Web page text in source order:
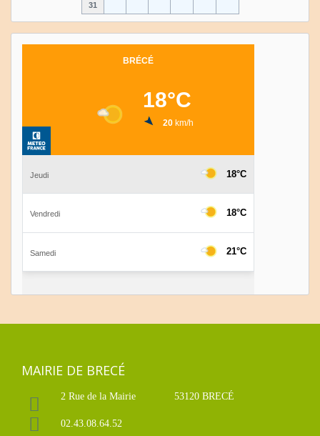
31
MAIRIE DE BRECÉ
2 Rue de la Mairie 53120 BRECÉ
02.43.08.64.52